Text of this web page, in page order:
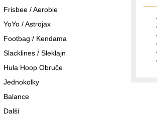
Frisbee / Aerobie
YoYo / Astrojax
Footbag / Kendama
Slacklines / Sleklajn
Hula Hoop Obruče
Jednokolky
Balance
Další